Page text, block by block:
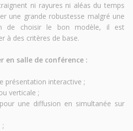
ni rayures ni aléas du temps
une grande robustesse malgré une
de choisir le bon modèle, il est
à des critères de base.
en salle de conférence :
présentation interactive ;
verticale ;
une diffusion en simultanée sur
;